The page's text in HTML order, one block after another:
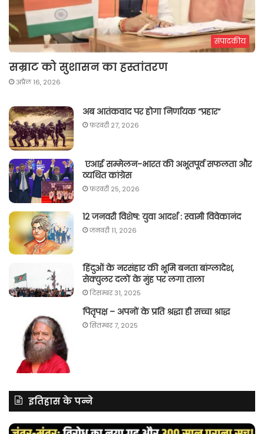
संपादकीय
सम्राट को सुशासन का हस्तांतरण
अप्रैल 16, 2026
अब आतंकवाद पर होगा निर्णायक “प्रहार“
फ़रवरी 27, 2026
एआई सम्मेलन-भारत की अभूतपूर्व सफलता और
व्यथित कांग्रेस
फ़रवरी 25, 2026
12 जनवरी विशेष: युवा आदर्श : स्वामी विवेकानंद
जनवरी 11, 2026
हिंदुओं के नरसंहार की भूमि बनता बांग्लादेश,
सेक्युलर दलों के मुंह पर लगा ताला
दिसम्बर 31, 2025
पितृपक्ष – अपनों के प्रति श्रद्धा ही सच्चा श्राद्ध
सितम्बर 7, 2025
इतिहास के पन्ने